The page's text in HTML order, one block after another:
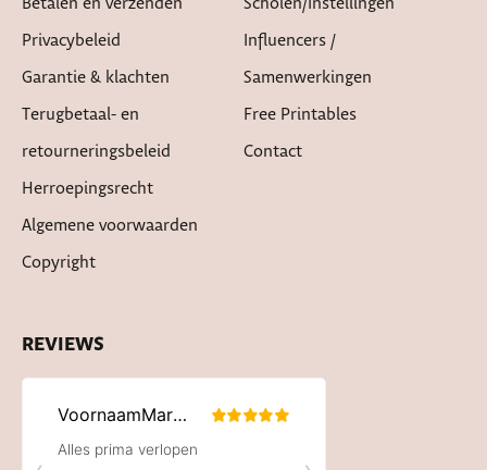
Privacybeleid
Garantie & klachten
Terugbetaal- en
retourneringsbeleid
Herroepingsrecht
Algemene voorwaarden
Copyright
Influencers /
Samenwerkingen
Free Printables
Contact
REVIEWS